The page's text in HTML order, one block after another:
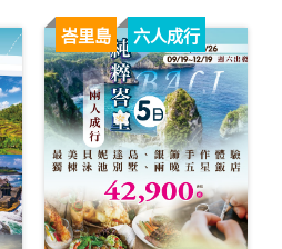
峇里島 六人成行